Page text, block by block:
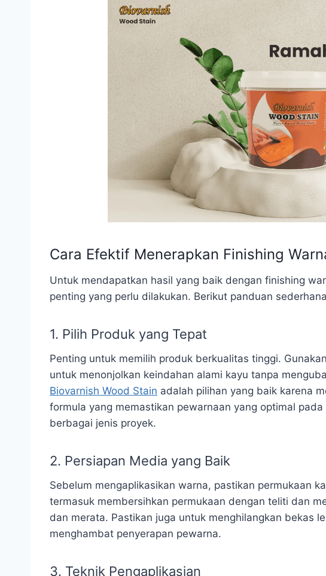
Cara Efektif Menerapkan Finishing
Untuk mendapatkan hasil yang baik dengan finishing
penting yang perlu dilakukan. Berikut panduan
1. Pilih Produk yang Tepat
Penting untuk memilih produk berkualitas tinggi.
untuk menonjolkan keindahan alami kayu tanpa
Biovarnish Wood Stain adalah pilihan yang baik karena
formula yang memastikan pewarnaan yang optimal
berbagai jenis proyek.
2. Persiapan Media yang Baik
Sebelum mengaplikasikan warna, pastikan permukaan
termasuk membersihkan permukaan dengan teliti dan
dan merata. Pastikan juga untuk menghilangkan bekas
menghambat penyerapan pewarna.
3. Teknik Pengaplikasian